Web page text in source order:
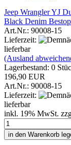
Jeep Wrangler YJ
Black Denim
Art.Nr.: 90008-15
Lieferzeit:
lieferbar
(Ausland
Lagerbestand: 0
196,90 EUR
Art.Nr.: 90008-15
Lieferzeit:
lieferbar
inkl. 19% MwSt.
in den Warenkorb